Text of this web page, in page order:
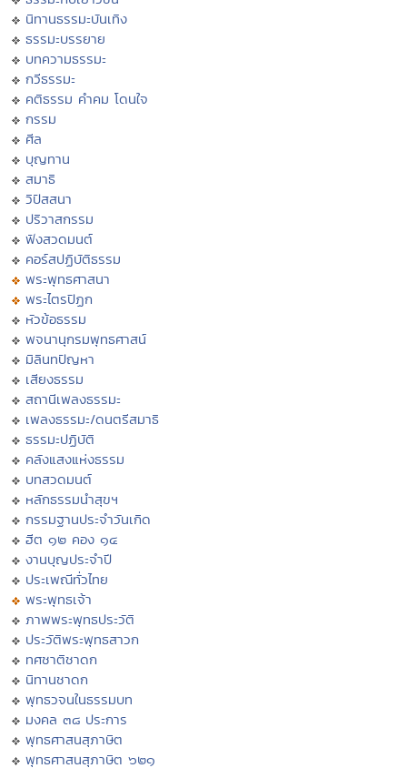
นิทานธรรมะบันเทิง
ธรรมะบรรยาย
บทความธรรมะ
กวีธรรมะ
คติธรรม คำคม โดนใจ
กรรม
ศีล
บุญทาน
สมาธิ
วิปัสสนา
ปริวาสกรรม
ฟังสวดมนต์
คอร์สปฏิบัติธรรม
พระพุทธศาสนา
พระไตรปิฏก
หัวข้อธรรม
พจนานุกรมพุทธศาสน์
มิลินทปัญหา
เสียงธรรม
สถานีเพลงธรรมะ
เพลงธรรมะ/ดนตรีสมาธิ
ธรรมะปฏิบัติ
คลังแสงแห่งธรรม
บทสวดมนต์
หลักธรรมนำสุขฯ
กรรมฐานประจำวันเกิด
ฮีต ๑๒ คอง ๑๔
งานบุญประจำปี
ประเพณีทั่วไทย
พระพุทธเจ้า
ภาพพระพุทธประวัติ
ประวัติพระพุทธสาวก
ทศชาติชาดก
นิทานชาดก
พุทธวจนในธรรมบท
มงคล ๓๘ ประการ
พุทธศาสนสุภาษิต
พุทธศาสนสุภาษิต ๖๒๑